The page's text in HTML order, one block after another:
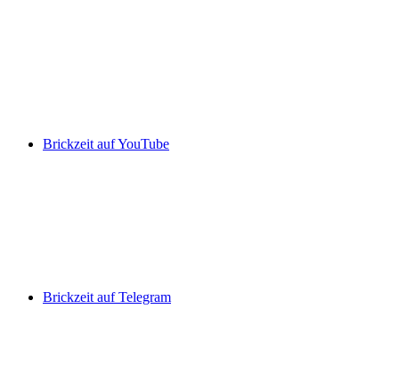
Brickzeit auf YouTube
Brickzeit auf Telegram